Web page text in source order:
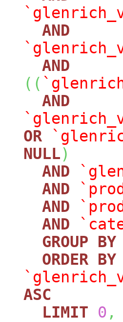
AND
AND
( (
AND
OR
NULL)
AND
AND
AND
AND
GROUP
BY
ORDER BY
ASC
LIMIT
0 ,